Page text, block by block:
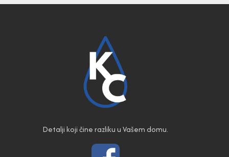
Detalji koji čine razliku u Vašem domu.